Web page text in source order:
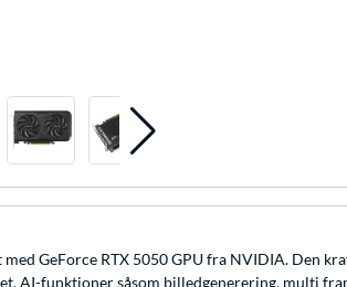
med GeForce RTX 5050 GPU fra NVIDIA.
AI-funktioner såsom billedgenerering, multi